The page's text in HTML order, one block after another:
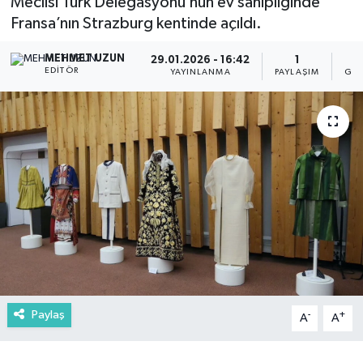
Fransa’nın Strazburg kentinde açıldı.
MEHMET UZUN
EDITÖR
29.01.2026 - 16:42
YAYINLANMA PAYLAŞIM
Paylaş A- A+